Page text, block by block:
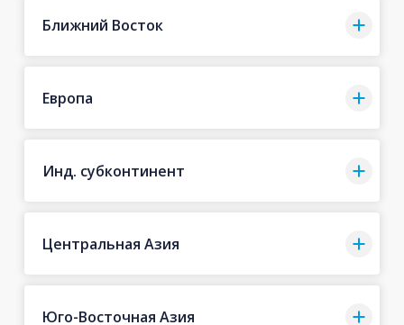
Ближний Восток
Европа
Инд. субконтинент
Центральная Азия
Юго-Восточная Азия